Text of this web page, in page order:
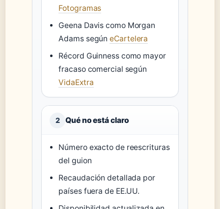
Fotogramas
Geena Davis como Morgan
Adams segúneCartelera
Récord Guinness como mayor
fracaso comercial según
VidaExtra
2 Qué no está claro
Número exacto de reescrituras
del guion
Recaudación detallada por
países fuera de EE.UU.